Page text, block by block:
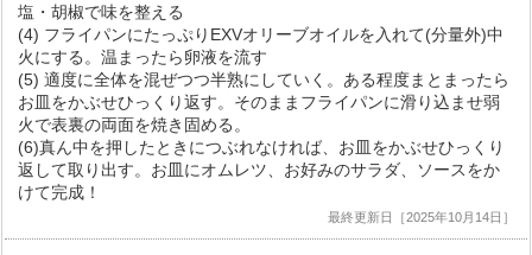
塩・胡椒で味を整える
(4) フライパンにたっぷりEXVオリーブオイルを入れて(分量外)中
火にする。温まったら卵液を流す
(5) 適度に全体を混ぜつつ半熟にしていく。ある程度まとまったら
お皿をかぶせひっくり返す。そのままフライパンに滑り込ませ弱
火で表裏の両面を焼き固める。
(6)真ん中を押したときにつぶれなければ、お皿をかぶせひっくり
返して取り出す。お皿にオムレツ、お好みのサラダ、ソースをか
けて完成！
最終更新日［2025年10月14日］